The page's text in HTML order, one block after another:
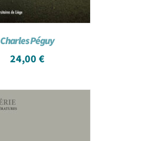
Charles Péguy
24,00 €